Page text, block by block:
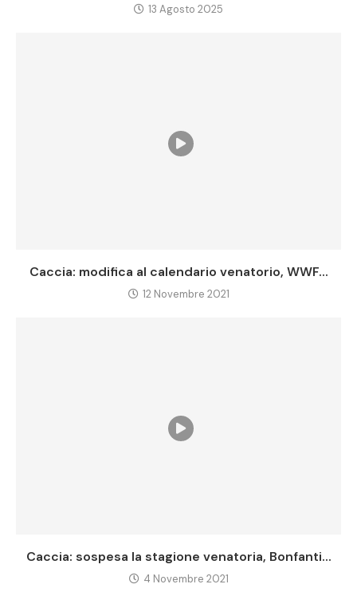
13 Agosto 2025
Caccia: modifica al calendario venatorio, WWF...
12 Novembre 2021
Caccia: sospesa la stagione venatoria, Bonfanti...
4 Novembre 2021